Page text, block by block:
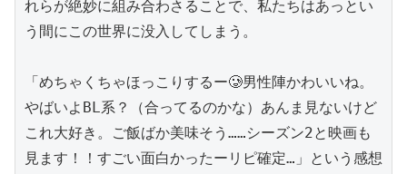
れらが絶妙に組み合わさることで、私たちはあっとい
う間にこの世界に没入してしまう。
「めちゃくちゃほっこりするー🥲男性陣かわいいね。
やばいよBL系？（合ってるのかな）あんま見ないけど
これ大好き。ご飯ばか美味そう……シーズン2と映画も
見ます！！すごい面白かったーリピ確定…」という感想